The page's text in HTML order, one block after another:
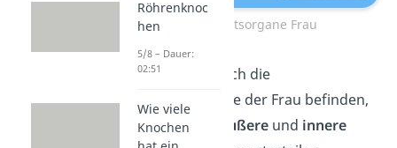
Geschlechtsorgane Frau
Je nachdem, wo sich die
Geschlechtsorgane der Frau befinden,
kannst du sie in
äußere und innere
Röhrenknoc
hen
5/8 – Dauer:
02:51
Wie viele
Knochen